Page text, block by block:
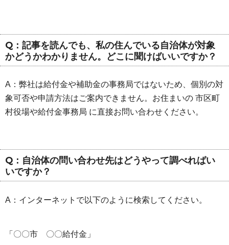
Q：記事を読んでも、私の住んでいる自治体が対象
かどうかわかりません。どこに聞けばいいですか？
A：弊社は給付金や補助金の事務局ではないため、個別の対
象可否や申請方法はご案内できません。お住まいの 市区町
村役場や給付金事務局 に直接お問い合わせください。
Q：自治体の問い合わせ先はどうやって調べればい
いですか？
A：インターネットで以下のように検索してください。
「〇〇市 〇〇給付金」